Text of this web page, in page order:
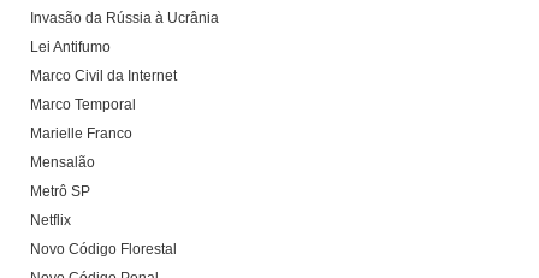
Invasão da Rússia à Ucrânia
Lei Antifumo
Marco Civil da Internet
Marco Temporal
Marielle Franco
Mensalão
Metrô SP
Netflix
Novo Código Florestal